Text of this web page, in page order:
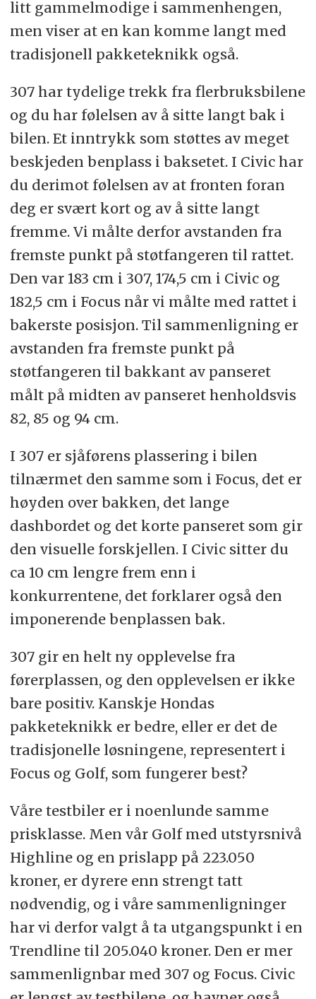
litt gammelmodige i sammenhengen,
men viser at en kan komme langt med
tradisjonell pakketeknikk også.
307 har tydelige trekk fra flerbruksbilene
og du har følelsen av å sitte langt bak i
bilen. Et inntrykk som støttes av meget
beskjeden benplass i baksetet. I Civic har
du derimot følelsen av at fronten foran
deg er svært kort og av å sitte langt
fremme. Vi målte derfor avstanden fra
fremste punkt på støtfangeren til rattet.
Den var 183 cm i 307, 174,5 cm i Civic og
182,5 cm i Focus når vi målte med rattet i
bakerste posisjon. Til sammenligning er
avstanden fra fremste punkt på
støtfangeren til bakkant av panseret
målt på midten av panseret henholdsvis
82, 85 og 94 cm.
I 307 er sjåførens plassering i bilen
tilnærmet den samme som i Focus, det er
høyden over bakken, det lange
dashbordet og det korte panseret som gir
den visuelle forskjellen. I Civic sitter du
ca 10 cm lengre frem enn i
konkurrentene, det forklarer også den
imponerende benplassen bak.
307 gir en helt ny opplevelse fra
førerplassen, og den opplevelsen er ikke
bare positiv. Kanskje Hondas
pakketeknikk er bedre, eller er det de
tradisjonelle løsningene, representert i
Focus og Golf, som fungerer best?
Våre testbiler er i noenlunde samme
prisklasse. Men vår Golf med utstyrsnivå
Highline og en prislapp på 223.050
kroner, er dyrere enn strengt tatt
nødvendig, og i våre sammenligninger
har vi derfor valgt å ta utgangspunkt i en
Trendline til 205.040 kroner. Den er mer
sammenlignbar med 307 og Focus. Civic